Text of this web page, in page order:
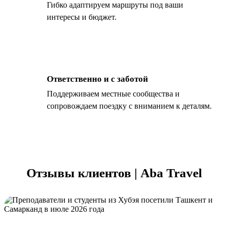
Гибко адаптируем маршруты под ваши
интересы и бюджет.
Ответственно и с заботой
Поддерживаем местные сообщества и
сопровождаем поездку с вниманием к деталям.
Отзывы клиентов | Aba Travel